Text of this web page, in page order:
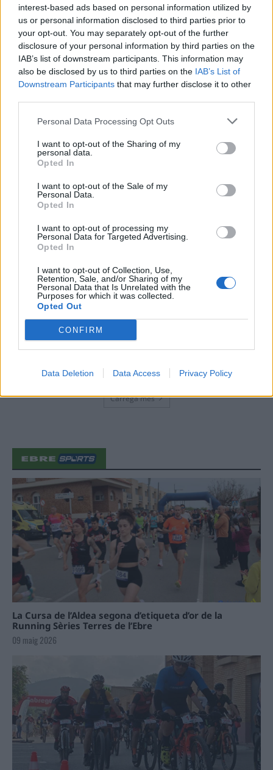
interest-based ads based on personal information utilized by
us or personal information disclosed to third parties prior to
your opt-out. You may separately opt-out of the further
disclosure of your personal information by third parties on the
IAB’s list of downstream participants. This information may
also be disclosed by us to third parties on the IAB’s List of
Downstream Participants that may further disclose it to other
Personal Data Processing Opt Outs
I want to opt-out of the Sharing of my
personal data.
Opted In
I want to opt-out of the Sale of my
Personal Data.
Opted In
I want to opt-out of processing my
Personal Data for Targeted Advertising.
Opted In
I want to opt-out of Collection, Use,
Retention, Sale, and/or Sharing of my
Personal Data that Is Unrelated with the
Purposes for which it was collected.
Opted Out
CONFIRM
Data Deletion Data Access Privacy Policy
ÚLTIMES NOTÍCIES
recerca sobre l’astre rei en el segon
7 d'agost de 2026
L’Ajuntament de Tortosa amplia el
termini de les obres de l’aparcament
7 d'agost de 2026
i culmina un projecte estratègic que
vincula patrimoni, turisme i
gastronomia
Els vestits de paper guanyen força
enguany amb més modistes i gairebé
40 peces a concurs
31 de juliol de 2026
Carrega més
La Cursa de l’Aldea segona d’etiqueta d’or de la
Running Sèries Terres de l’Ebre
09 maig 2026